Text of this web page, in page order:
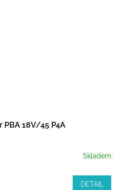
18V/45 P4A
Skladem
DETAIL